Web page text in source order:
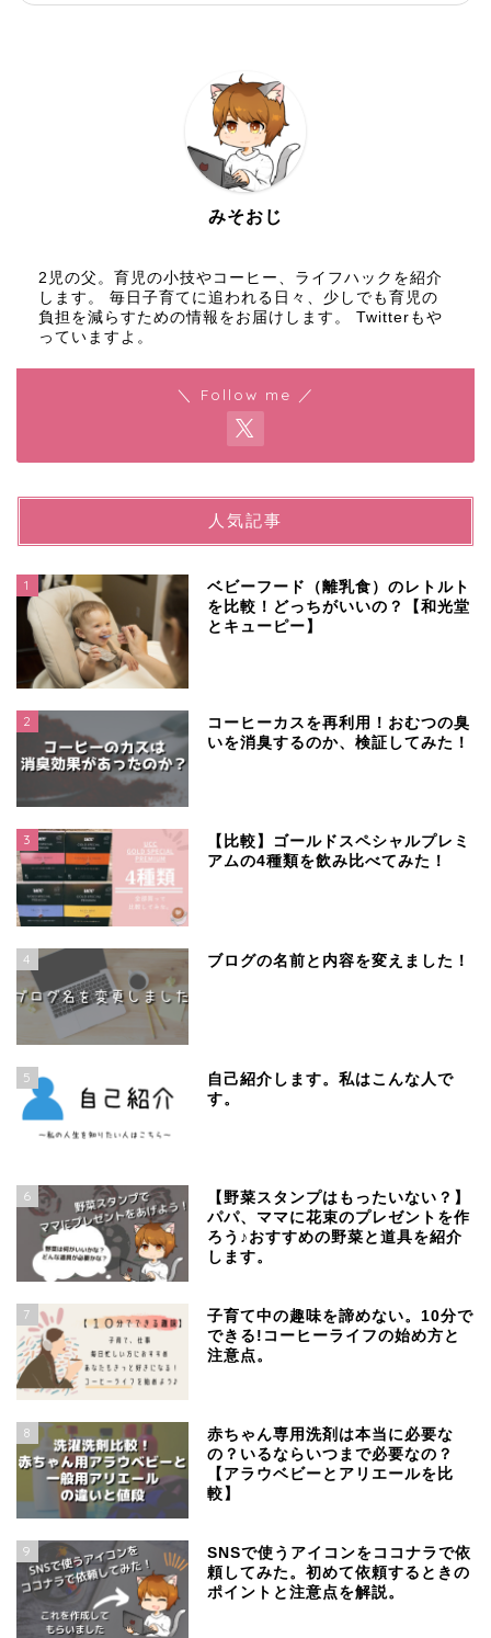
みそおじ
2児の父。育児の小技やコーヒー、ライフハックを紹介
します。 毎日子育てに追われる日々、少しでも育児の
負担を減らすための情報をお届けします。 Twitterもや
っていますよ。
＼ Follow me ／
人気記事
1
ベビーフード（離乳食）のレトルト
を比較！どっちがいいの？【和光堂
とキューピー】
2
コーヒーカスを再利用！おむつの臭
いを消臭するのか、検証してみた！
3
【比較】ゴールドスペシャルプレミ
アムの4種類を飲み比べてみた！
4 ブログの名前と内容を変えました！
5
自己紹介します。私はこんな人で
す。
6
【野菜スタンプはもったいない？】
パパ、ママに花束のプレゼントを作
ろう♪おすすめの野菜と道具を紹介
します。
7
子育て中の趣味を諦めない。10分で
できる!コーヒーライフの始め方と
注意点。
8
赤ちゃん専用洗剤は本当に必要な
の？いるならいつまで必要なの？
【アラウベビーとアリエールを比
較】
9
SNSで使うアイコンをココナラで依
頼してみた。初めて依頼するときの
ポイントと注意点を解説。